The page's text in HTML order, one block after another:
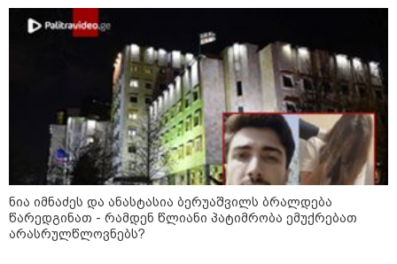
კატეგორიის ყველა სიახლე
მკითხველის რჩევით
ნია იმნაძეს და ანასტასია ბერუაშვილს ბრალდება
წარედგინათ - რამდენ წლიანი პატიმრობა ემუქრებათ
არასრულწლოვნებს?